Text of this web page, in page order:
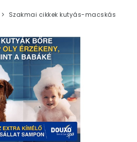
Szakmai cikkek kutyás-macskás